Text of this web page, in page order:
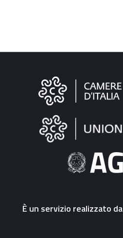
Informazioni
"Fattura
Elettronica"
È un servizio realizzato da